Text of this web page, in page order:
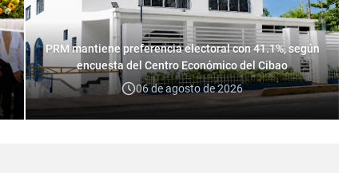
PRM mantiene preferencia electoral con 41.1%, según
encuesta del Centro Económico del Cibao
06 de agosto de 2026